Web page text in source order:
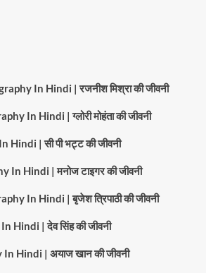
In Hindi | रजनीश मिश्रा की जीवनी
In Hindi | ग्लोरी मोहंता की जीवनी
| सी पी भट्ट की जीवनी
Hindi | मनोज टाइगर की जीवनी
In Hindi | बृजेश त्रिपाठी की जीवनी
Hindi | देव सिंह की जीवनी
Hindi | अयाज खान की जीवनी